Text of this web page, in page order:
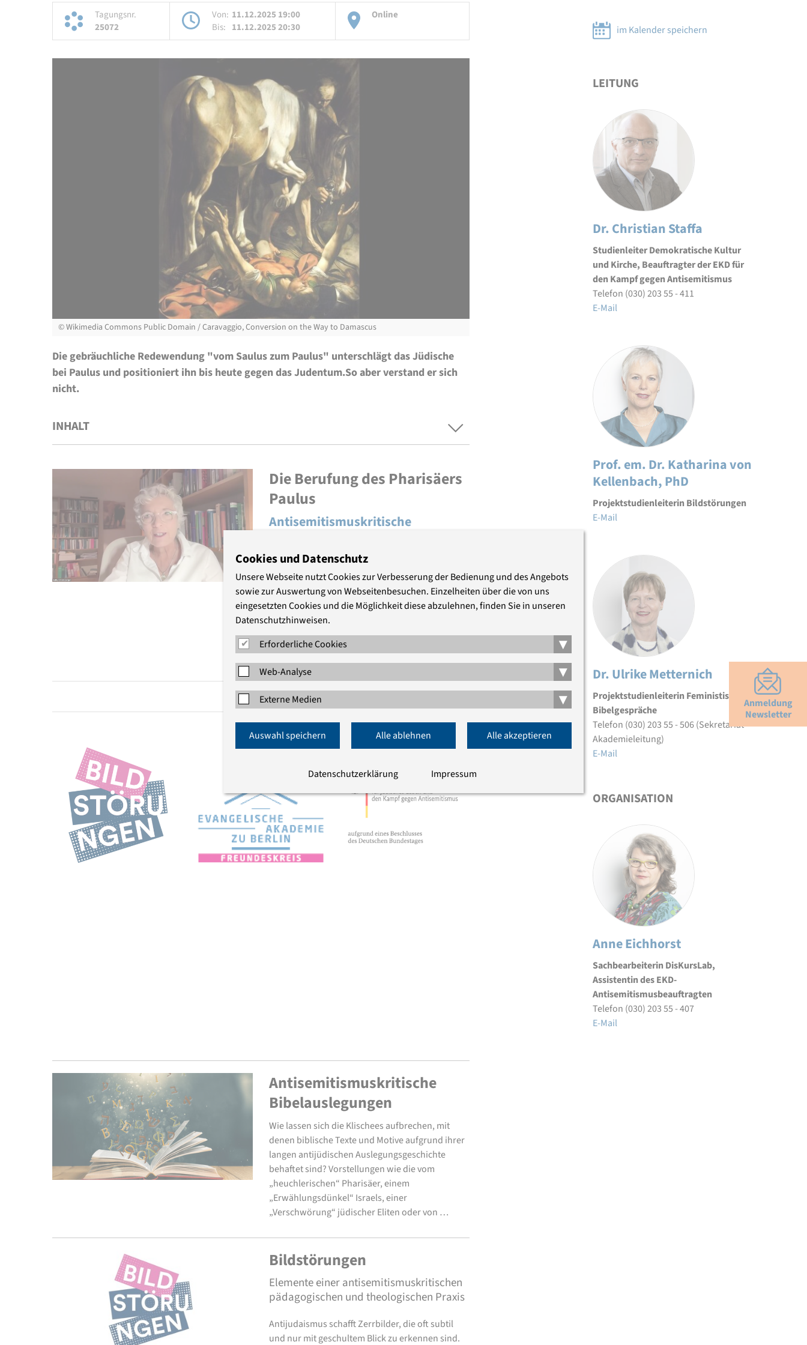
Tagungsnr.
25072
Von: 11.12.2025 19:00
Bis: 11.12.2025 20:30
Online
©Wikimedia Commons Public Domain / Caravaggio, Conversion on the Way to Damascus
Die gebräuchliche Redewendung "vom Saulus zum Paulus" unterschlägt das Jüdische
bei Paulus und positioniert ihn bis heute gegen das Judentum.So aber verstand er sich
nicht.
INHALT
Die Berufung des Pharisäers
Paulus
Antisemitismuskritische
„Bekehrung“
Saulus vom Stamm Benjamins aus den Briefen,
die er selbst verfasst hat - ohne Bezug zur
Apostelgeschichte des Lukas. Dabei wurde
deutlich: In seinen eigenen Worten beschreibt
sich Paulus als der pharisäischen Bewegung
zugehörig, die an die …
im Kalender speichern
LEITUNG
Dr. Christian Staffa
Studienleiter Demokratische Kultur
und Kirche, Beauftragter der EKD für
den Kampf gegen Antisemitismus
Telefon (030) 203 55 - 411
E-Mail
Prof. em. Dr. Katharina von
Kellenbach, PhD
Projektstudienleiterin Bildstörungen
E-Mail
Dr. Ulrike Metternich
Projektstudienleiterin Feministische
Bibelgespräche
Telefon (030) 203 55 - 506 (Sekretariat
Akademieleitung)
E-Mail
ORGANISATION
Anne Eichhorst
Sachbearbeiterin DisKursLab,
Assistentin des EKD-
Antisemitismusbeauftragten
Telefon (030) 203 55 - 407
E-Mail
Antisemitismuskritische
Bibelauslegungen
Wie lassen sich die Klischees aufbrechen, mit
denen biblische Texte und Motive aufgrund ihrer
langen antijüdischen Auslegungsgeschichte
behaftet sind? Vorstellungen wie die vom
„heuchlerischen“ Pharisäer, einem
„Erwählungsdünkel“ Israels, einer
„Verschwörung“ jüdischer Eliten oder von …
Bildstörungen
Elemente einer antisemitismuskritischen
pädagogischen und theologischen Praxis
Antijudaismus schafft Zerrbilder, die oft subtil
und nur mit geschultem Blick zu erkennen sind.
Anmeldung
Newsletter
Cookies und Datenschutz
Unsere Webseite nutzt Cookies zur Verbesserung der Bedienung und des Angebots
sowie zur Auswertung von Webseitenbesuchen. Einzelheiten über die von uns
eingesetzten Cookies und die Möglichkeit diese abzulehnen, finden Sie in unseren
Datenschutzhinweisen.
Erforderliche Cookies
▾
Web-Analyse ▾
Externe Medien ▾
Auswahl speichern Alle ablehnen Alle akzeptieren
Datenschutzerklärung Impressum